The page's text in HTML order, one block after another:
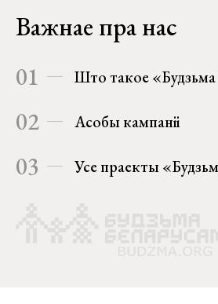
Важнае пра нас
01 Што такое «Будзьма
02 Асобы кампаніі
03 Усе праекты